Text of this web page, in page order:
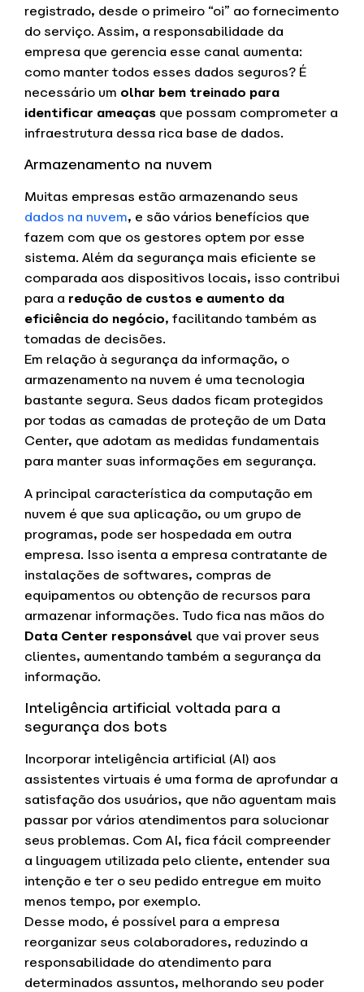
registrado, desde o primeiro “oi” ao fornecimento
do serviço. Assim, a responsabilidade da
empresa que gerencia esse canal aumenta:
como manter todos esses dados seguros? É
necessário um olhar bem treinado para
identificar ameaças que possam comprometer a
infraestrutura dessa rica base de dados.
Armazenamento na nuvem
Muitas empresas estão armazenando seus
dados na nuvem, e são vários benefícios que
fazem com que os gestores optem por esse
sistema. Além da segurança mais eficiente se
comparada aos dispositivos locais, isso contribui
para aredução de custos e aumento da
eficiência do negócio, facilitando também as
tomadas de decisões.
Em relação à segurança da informação, o
armazenamento na nuvem é uma tecnologia
bastante segura. Seus dados ficam protegidos
por todas as camadas de proteção de um Data
Center, que adotam as medidas fundamentais
para manter suas informações em segurança.
A principal característica da computação em
nuvem é que sua aplicação, ou um grupo de
programas, pode ser hospedada em outra
empresa. Isso isenta a empresa contratante de
instalações de softwares, compras de
equipamentos ou obtenção de recursos para
armazenar informações. Tudo fica nas mãos do
Data Center responsável que vai prover seus
clientes, aumentando também a segurança da
informação.
Inteligência artificial voltada para a
segurança dos bots
Incorporar inteligência artificial (AI) aos
assistentes virtuais é uma forma de aprofundar a
satisfação dos usuários, que não aguentam mais
passar por vários atendimentos para solucionar
seus problemas. Com AI, fica fácil compreender
a linguagem utilizada pelo cliente, entender sua
intenção e ter o seu pedido entregue em muito
menos tempo, por exemplo.
Desse modo, é possível para a empresa
reorganizar seus colaboradores, reduzindo a
responsabilidade do atendimento para
determinados assuntos, melhorando seu poder